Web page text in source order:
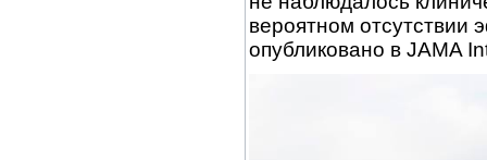
вероятном отсутствии
опубликовано в JAMA